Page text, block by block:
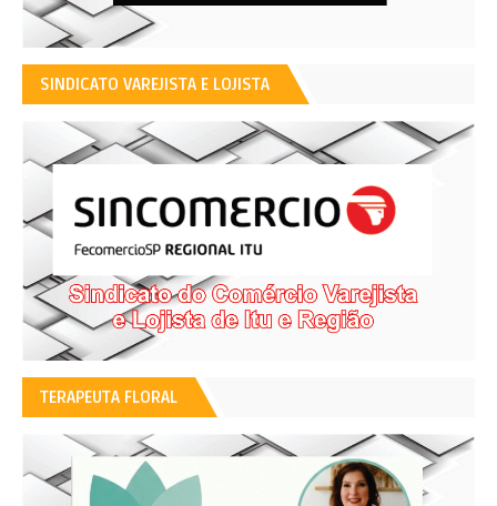
SINDICATO VAREJISTA E LOJISTA
TERAPEUTA FLORAL